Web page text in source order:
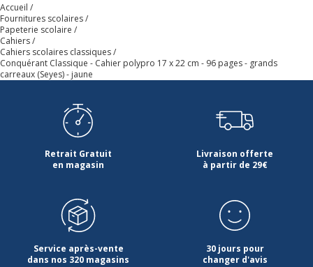
Accueil
Fournitures scolaires
Papeterie scolaire
Cahiers
Cahiers scolaires classiques
Conquérant Classique - Cahier polypro 17 x 22 cm - 96 pages - grands
carreaux (Seyes) - jaune
Retrait Gratuit
en magasin
Livraison offerte
à partir de 29€
Service après-vente
dans nos 320 magasins
30 jours pour
changer d'avis